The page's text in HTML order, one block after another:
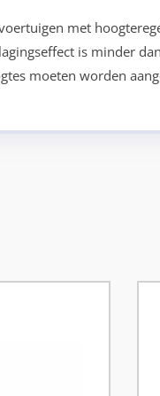
met
is minder
moeten worden